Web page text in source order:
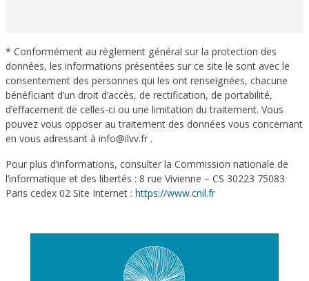
* Conformément au règlement général sur la protection des
données, les informations présentées sur ce site le sont avec le
consentement des personnes qui les ont renseignées, chacune
bénéficiant d’un droit d’accès, de rectification, de portabilité,
d’effacement de celles-ci ou une limitation du traitement. Vous
pouvez vous opposer au traitement des données vous concernant
en vous adressant à info@ilvv.fr .
Pour plus d’informations, consulter la Commission nationale de
l’informatique et des libertés : 8 rue Vivienne – CS 30223 75083
Paris cedex 02 Site Internet : https://www.cnil.fr